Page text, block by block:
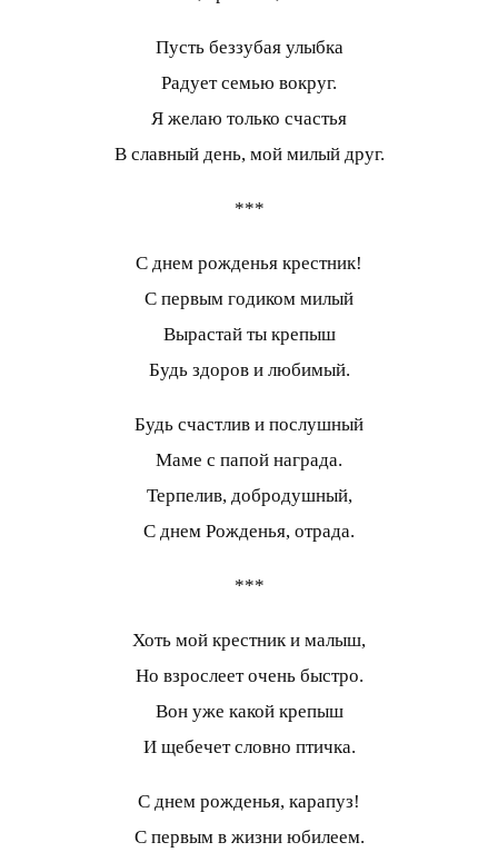
Пусть беззубая улыбка
Радует семью вокруг.
Я желаю только счастья
В славный день, мой милый друг.
***
С днем рожденья крестник!
С первым годиком милый
Вырастай ты крепыш
Будь здоров и любимый.
Будь счастлив и послушный
Маме с папой награда.
Терпелив, добродушный,
С днем Рожденья, отрада.
***
Хоть мой крестник и малыш,
Но взрослеет очень быстро.
Вон уже какой крепыш
И щебечет словно птичка.
С днем рожденья, карапуз!
С первым в жизни юбилеем.